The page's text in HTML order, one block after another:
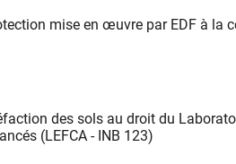
mise en œuvre par EDF à la
des sols au droit du
(LEFCA - INB 123)